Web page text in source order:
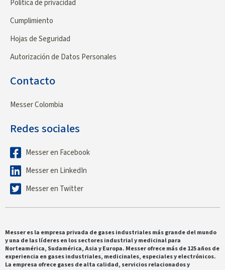
Política de privacidad
Cumplimiento
Hojas de Seguridad
Autorización de Datos Personales
Contacto
Messer Colombia
Redes sociales
Messer en Facebook
Messer en LinkedIn
Messer en Twitter
Messer es la empresa privada de gases industriales más grande del mundo
y una de las líderes en los sectores industrial y medicinal para
Norteamérica, Sudamérica, Asia y Europa. Messer ofrece más de 125 años de
experiencia en gases industriales, medicinales, especiales y electrónicos.
La empresa ofrece gases de alta calidad, servicios relacionados y